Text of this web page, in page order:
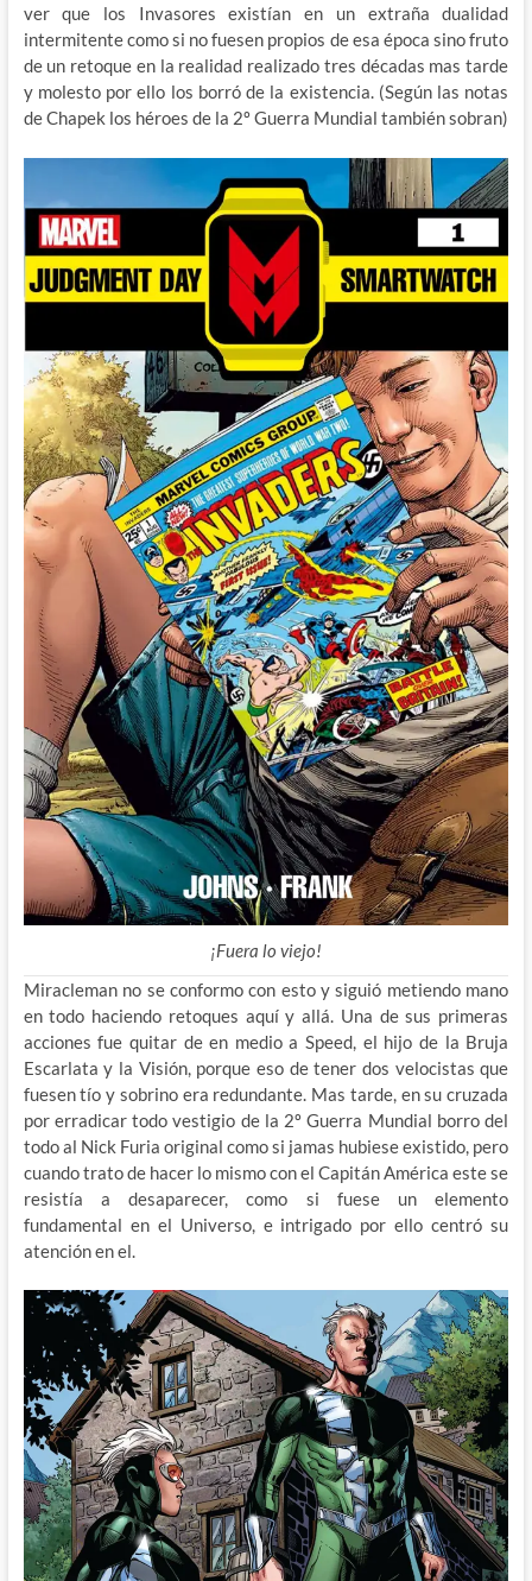
ver que los Invasores existían en un extraña dualidad
intermitente como si no fuesen propios de esa época sino fruto
de un retoque en la realidad realizado tres décadas mas tarde
y molesto por ello los borró de la existencia. (Según las notas
de Chapek los héroes de la 2º Guerra Mundial también sobran)
¡Fuera lo viejo!
Miracleman no se conformo con esto y siguió metiendo mano
en todo haciendo retoques aquí y allá. Una de sus primeras
acciones fue quitar de en medio a Speed, el hijo de la Bruja
Escarlata y la Visión, porque eso de tener dos velocistas que
fuesen tío y sobrino era redundante. Mas tarde, en su cruzada
por erradicar todo vestigio de la 2º Guerra Mundial borro del
todo al Nick Furia original como si jamas hubiese existido, pero
cuando trato de hacer lo mismo con el Capitán América este se
resistía a desaparecer, como si fuese un elemento
fundamental en el Universo, e intrigado por ello centró su
atención en el.